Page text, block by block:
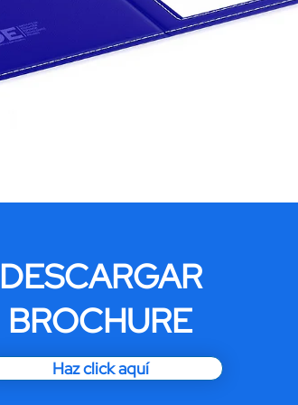
DESCARGAR
BROCHURE
Haz click aquí